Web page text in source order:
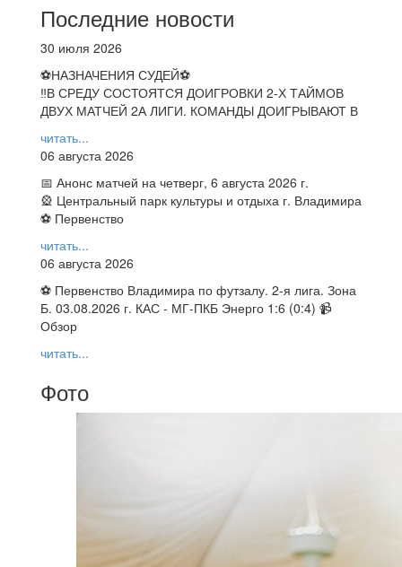
Последние новости
30 июля 2026
⚽НАЗНАЧЕНИЯ СУДЕЙ⚽
‼В СРЕДУ СОСТОЯТСЯ ДОИГРОВКИ 2-Х ТАЙМОВ
ДВУХ МАТЧЕЙ 2А ЛИГИ. КОМАНДЫ ДОИГРЫВАЮТ В
читать...
06 августа 2026
📅 Анонс матчей на четверг, 6 августа 2026 г.
🎡 Центральный парк культуры и отдыха г. Владимира
⚽ Первенство
читать...
06 августа 2026
⚽ Первенство Владимира по футзалу. 2-я лига. Зона
Б. 03.08.2026 г. КАС - МГ-ПКБ Энерго 1:6 (0:4) 📹
Обзор
читать...
Фото